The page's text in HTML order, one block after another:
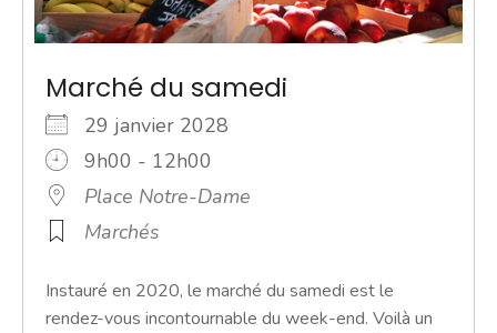
Marché du samedi
29 janvier 2028
9h00 - 12h00
Place Notre-Dame
Marchés
Instauré en 2020, le marché du samedi est le
rendez-vous incontournable du week-end. Voilà un